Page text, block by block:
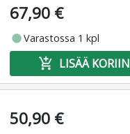
67,90 €
fiber_manual_recordVarastossa 1 kpl
add_shopping_cart LISÄÄ KORIIN
50,90 €